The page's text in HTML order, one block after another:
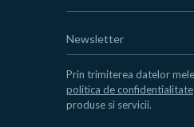
Newsletter
Prin trimiterea datelor
politica de confidentialitate
produse si servicii.